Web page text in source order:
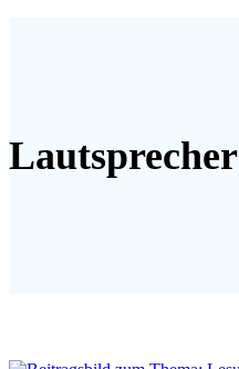
Lautsprecher